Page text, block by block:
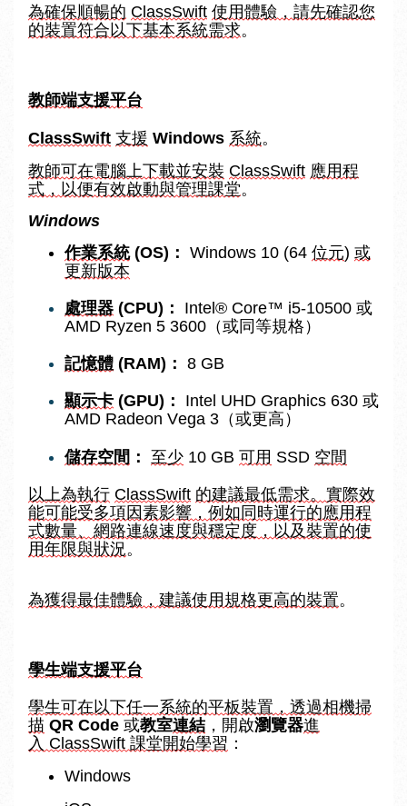
為確保順暢的 ClassSwift 使用體驗，請先確認您
的裝置符合以下基本系統需求。
教師端支援平台
ClassSwift 支援 Windows 系統。
教師可在電腦上下載並安裝 ClassSwift 應用程
式，以便有效啟動與管理課堂。
Windows
作業系統 (OS)： Windows 10 (64 位元) 或
更新版本
處理器 (CPU)：
Intel® Core™ i5-10500 或
AMD Ryzen 5 3600（或同等規格）
記憶體 (RAM)： 8 GB
顯示卡 (GPU)：
Intel UHD Graphics 630 或
AMD Radeon Vega 3（或更高）
儲存空間 ： 至少 10 GB 可用 SSD 空間
以上為執行 ClassSwift 的建議最低需求。實際效
能可能受多項因素影響，例如同時運行的應用程
式數量、網路連線速度與穩定度，以及裝置的使
用年限與狀況。
為獲得最佳體驗，建議使用規格更高的裝置。
學生端支援平台
學生可在以下任一系統的平板裝置， 透過相機掃
描 QR Code 或教室連結 ，開啟瀏覽器進
入 ClassSwift 課堂開始學習 ：
Windows